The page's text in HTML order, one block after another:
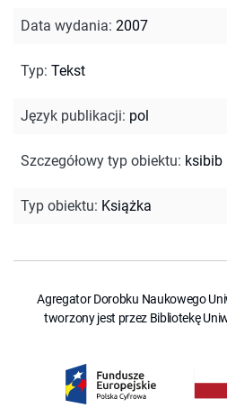
Data wydania: 2007
Typ: Tekst
Język publikacji: pol
Szczegółowy typ obiektu: ksibib
Typ obiektu: Książka
Agregator Dorobku Naukowego
tworzony jest przez Bibliotekę